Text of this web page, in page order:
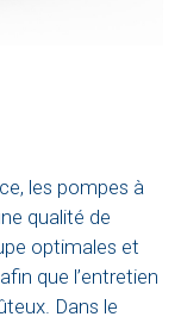
les pompes à
qualité de
optimales et
que l’entretien
Dans le